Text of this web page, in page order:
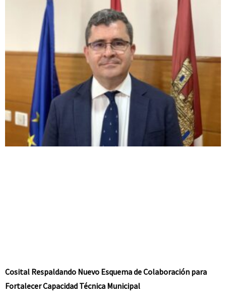
Cosital Respaldando Nuevo Esquema de Colaboración para
Fortalecer Capacidad Técnica Municipal